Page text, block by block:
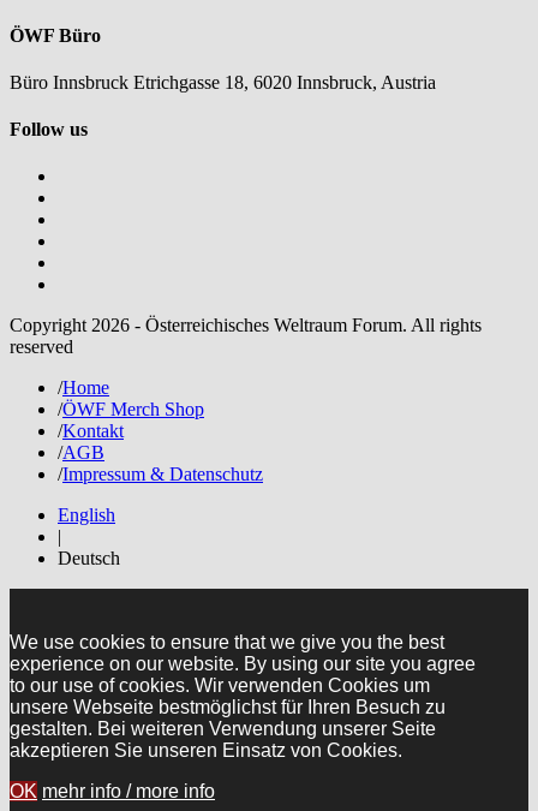
ÖWF Büro
Büro Innsbruck Etrichgasse 18, 6020 Innsbruck, Austria
Follow us
Copyright 2026 - Österreichisches Weltraum Forum. All rights
reserved
/Home
/ÖWF Merch Shop
/Kontakt
/AGB
/Impressum & Datenschutz
English
|
Deutsch
We use cookies to ensure that we give you the best
experience on our website. By using our site you agree
to our use of cookies. Wir verwenden Cookies um
unsere Webseite bestmöglichst für Ihren Besuch zu
gestalten. Bei weiteren Verwendung unserer Seite
akzeptieren Sie unseren Einsatz von Cookies.
OK mehr info / more info